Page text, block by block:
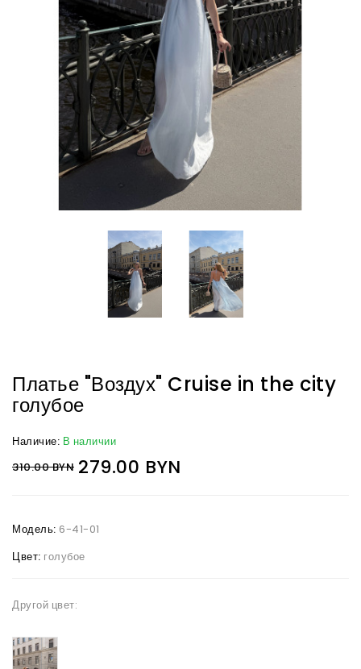
Платье "Воздух" Cruise in the city
голубое
Наличие: В наличии
310.00 BYN 279.00 BYN
Модель: 6-41-01
Цвет: голубое
Другой цвет: